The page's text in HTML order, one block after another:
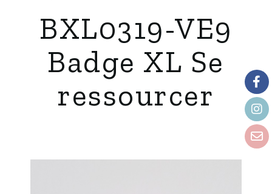
BXL0319-VE9
Badge XL Se
ressourcer